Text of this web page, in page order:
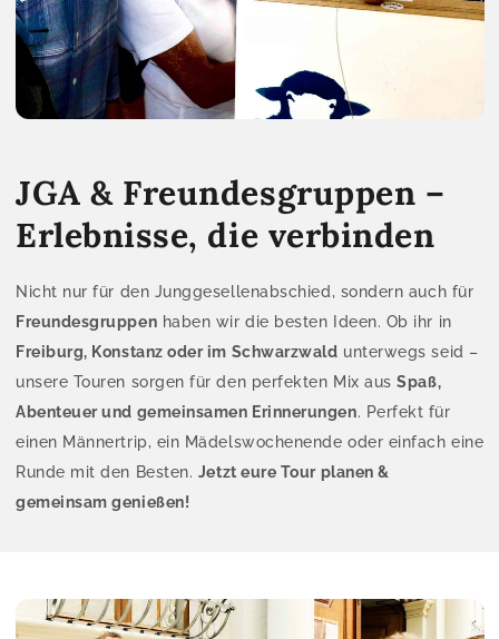
JGA & Freundesgruppen –
Erlebnisse, die verbinden
Nicht nur für den Junggesellenabschied, sondern auch für
Freundesgruppenhaben wir die besten Ideen. Ob ihr in
Freiburg, Konstanz oder im Schwarzwald unterwegs seid –
unsere Touren sorgen für den perfekten Mix aus Spaß,
Abenteuer und gemeinsamen Erinnerungen. Perfekt für
einen Männertrip, ein Mädelswochenende oder einfach eine
Runde mit den Besten. Jetzt eure Tour planen &
gemeinsam genießen!